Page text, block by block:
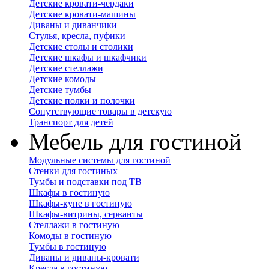
Детские кровати-чердаки
Детские кровати-машины
Диваны и диванчики
Стулья, кресла, пуфики
Детские столы и столики
Детские шкафы и шкафчики
Детские стеллажи
Детские комоды
Детские тумбы
Детские полки и полочки
Сопутствующие товары в детскую
Транспорт для детей
Мебель для гостиной
Модульные системы для гостиной
Стенки для гостиных
Тумбы и подставки под ТВ
Шкафы в гостиную
Шкафы-купе в гостиную
Шкафы-витрины, серванты
Стеллажи в гостиную
Комоды в гостиную
Тумбы в гостиную
Диваны и диваны-кровати